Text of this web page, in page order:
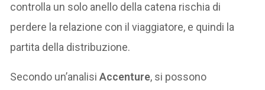
controlla un solo anello della catena rischia di
perdere la relazione con il viaggiatore, e quindi la
partita della distribuzione.
Secondo un’analisiAccenture, si possono